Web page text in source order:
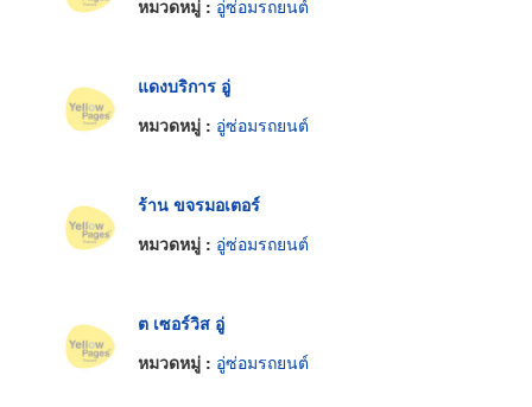
หมวดหมู่ : อู่ซ่อมรถยนต์
แดงบริการ อู่
หมวดหมู่ : อู่ซ่อมรถยนต์
ร้าน ขจรมอเตอร์
หมวดหมู่ : อู่ซ่อมรถยนต์
ต เซอร์วิส อู่
หมวดหมู่ : อู่ซ่อมรถยนต์